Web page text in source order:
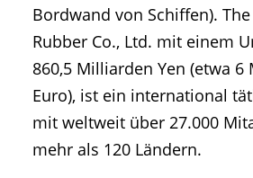
Bordwand von Schiffen).
Rubber Co., Ltd. mit einem
860,5 Milliarden Yen (etwa 6
Euro), ist ein international
mit weltweit über 27.000
mehr als 120 Ländern.